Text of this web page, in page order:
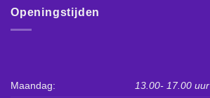
Openingstijden
Maandag: 13.00- 17.00 uur